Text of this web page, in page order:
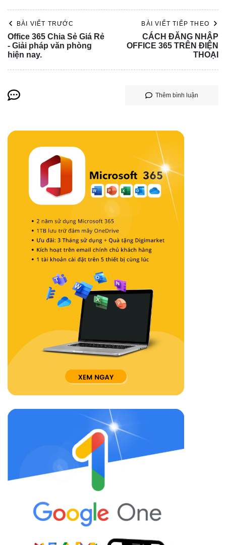
BÀI VIẾT TRƯỚC
Office 365 Chia Sẻ Giá Rẻ
- Giải pháp văn phòng
hiện nay.
BÀI VIẾT TIẾP THEO
CÁCH ĐĂNG NHẬP
OFFICE 365 TRÊN ĐIỆN
THOẠI
Thêm bình luận